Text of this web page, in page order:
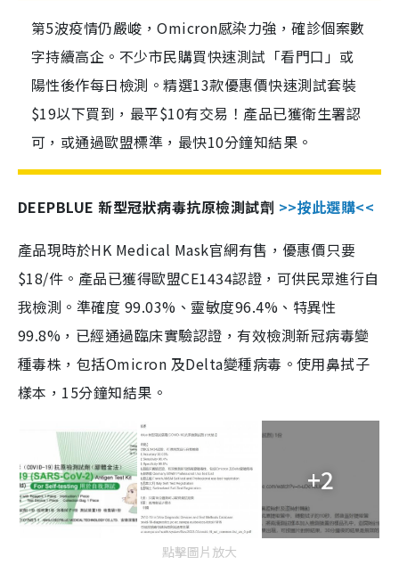
第5波疫情仍嚴峻，Omicron感染力強，確診個案數
字持續高企。不少市民購買快速測試「看門口」或
陽性後作每日檢測。精選13款優惠價快速測試套裝
$19以下買到，最平$10有交易！產品已獲衛生署認
可，或通過歐盟標準，最快10分鐘知結果。
DEEPBLUE 新型冠狀病毒抗原檢測試劑 >>按此選購<<
產品現時於HK Medical Mask官網有售，優惠價只要
$18/件。產品已獲得歐盟CE1434認證，可供民眾進行自
我檢測。準確度 99.03%、靈敏度96.4%、特異性
99.8%，已經通過臨床實驗認證，有效檢測新冠病毒變
種毒株，包括Omicron 及Delta變種病毒。使用鼻拭子
樣本，15分鐘知結果。
+2
點擊圖片放大